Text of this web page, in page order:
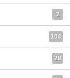
2
104
20